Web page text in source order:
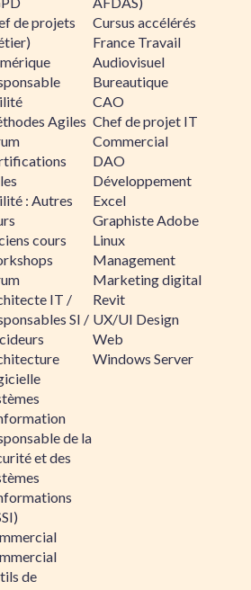
de projets
Agiles
: Autres
cours
IT /
SI /
de la
et des
de
Cursus accélérés
France Travail
Audiovisuel
Bureautique
CAO
Chef de projet IT
Commercial
DAO
Développement
Excel
Graphiste Adobe
Linux
Management
Marketing digital
Revit
UX/UI Design
Web
Windows Server